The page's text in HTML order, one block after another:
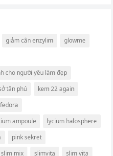
giảm cân enzylim
glowme
cho người yêu làm đẹp
tân phú
kem 22 again
ampoule
lycium halosphere
pink sekret
slim mix slimvita slim vita